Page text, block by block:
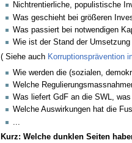
Nichtrentierliche, populistische
Was geschieht bei größeren
Was passiert bei notwendigen
Wie ist der Stand der Umsetzung
( Siehe auch Korruptionsprävention
Wie werden die (sozialen,
Welche
Was liefert GdF an die SWL,
Welche Auswirkungen hat die
Kurz: Welche dunklen Seiten